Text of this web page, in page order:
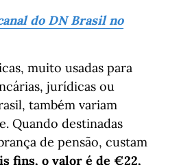
do DN Brasil no
muito usadas para
jurídicas ou
também variam
Quando destinadas
de pensão, custam
fins, o valor é de €22,